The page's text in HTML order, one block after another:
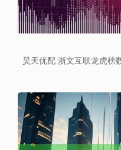
昊天优配 浙文互联龙虎榜